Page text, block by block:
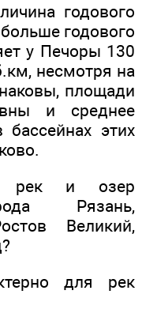
годового
годового
у Печоры 130
несмотря на
площади
и среднее
бассейнах этих
рек и озер
Рязань,
Великий,
для рек